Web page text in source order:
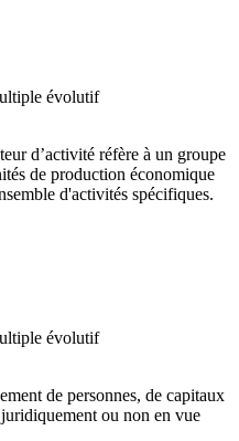
évolutif
d’activité réfère à un groupe
de production économique
d'activités spécifiques.
évolutif
de personnes, de capitaux
ou non en vue